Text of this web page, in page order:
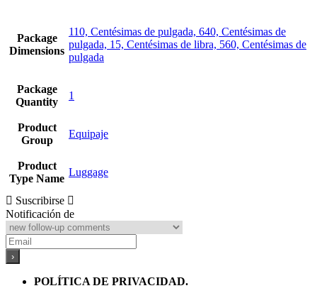
Package
Dimensions
110, Centésimas de pulgada, 640, Centésimas de
pulgada, 15, Centésimas de libra, 560, Centésimas de
pulgada
Package
Quantity
1
Product
Group
Equipaje
Product
Type Name
Luggage
Suscribirse
Notificación de
POLÍTICA DE PRIVACIDAD.